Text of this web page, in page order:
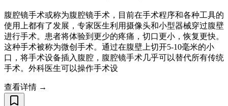
腹腔镜手术或称为腹腔镜手术，目前在手术程序和各种工具的
使用上都有了发展，专家医生利用摄像头和小型器械穿过腹壁
进行手术。患者将体验到更少的疼痛，切口更小，恢复更快。
这种手术被称为微创手术。通过在腹壁上切开5-10毫米的小
口，将手术设备插入腹腔，腹腔镜手术几乎可以替代所有传统
手术。外科医生可以操作手术设
查看详情 →